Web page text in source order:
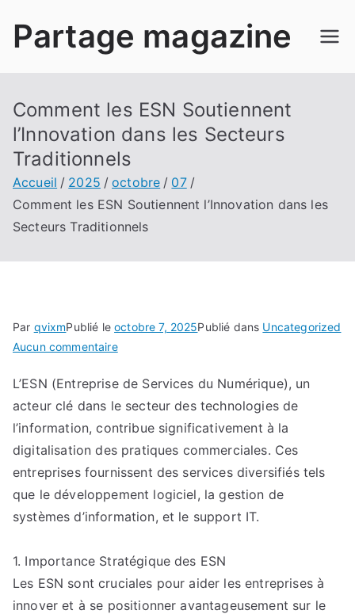
Partage magazine
Comment les ESN Soutiennent
l’Innovation dans les Secteurs
Traditionnels
Accueil 2025 octobre
07
Comment les ESN Soutiennent l’Innovation dans les
Secteurs Traditionnels
Par qvixmPublié leoctobre 7, 2025Publié dans Uncategorized
Aucun commentairesur
les
ESN
Soutiennent
l’Innovation
dans
Secteurs
Traditionnels
L’ESN (Entreprise de Services du Numérique), un
acteur clé dans le secteur des technologies de
l’information, contribue significativement à la
digitalisation des pratiques commerciales. Ces
entreprises fournissent des services diversifiés tels
que le développement logiciel, la gestion de
systèmes d’information, et le support IT.
1. Importance Stratégique des ESN
Les ESN sont cruciales pour aider les entreprises à
innover et à se positionner avantageusement sur le